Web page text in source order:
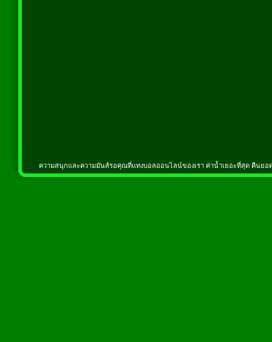
ความสนุกและความมันส์รอคุณที่แทงบอลออนไลน์ของเรา ค่าน้ำเยอะที่สุด คืนยอ